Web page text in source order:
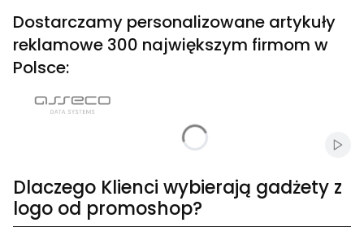
Dostarczamy personalizowane artykuły
reklamowe 300 największym firmom w
Polsce:
Dlaczego Klienci wybierają gadżety z
logo od promoshop?